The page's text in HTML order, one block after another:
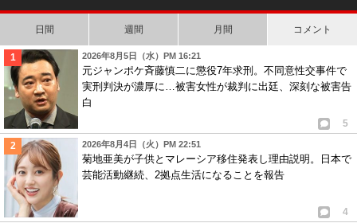
日間 週間 月間 コメント
2026年8月5日（水）PM 16:21
元ジャンポケ斉藤慎二に懲役7年求刑。不同意性交事件で
実刑判決が濃厚に…被害女性が裁判に出廷、深刻な被害告
白
5
2026年8月4日（火）PM 22:51
菊地亜美が子供とマレーシア移住発表し理由説明。日本で
芸能活動継続、2拠点生活になることを報告
4